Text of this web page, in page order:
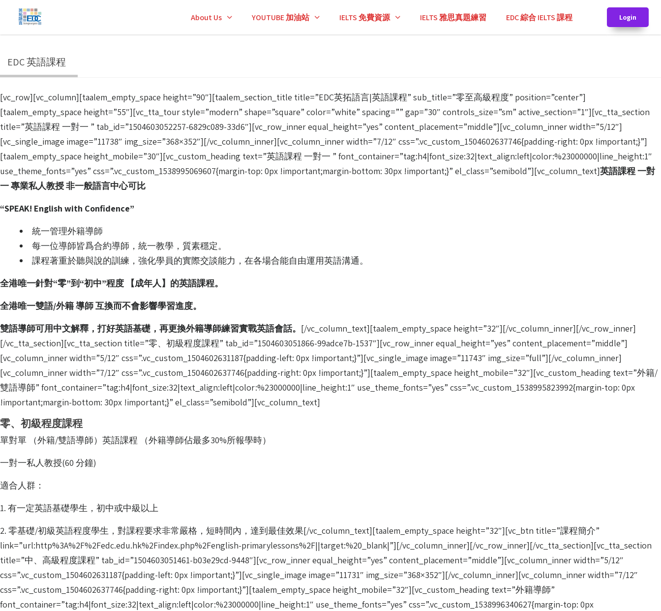
About Us YOUTUBE 加油站 IELTS 免費資源 IELTS 雅思真題練習 EDC 綜合 IELTS 課程 Login
EDC 英語課程
[vc_row][vc_column][taalem_empty_space height=”90″][taalem_section_title title=”EDC英拓語言|英語課程” sub_title=”零至高級程度” position=”center”]
[taalem_empty_space height=”55″][vc_tta_tour style=”modern” shape=”square” color=”white” spacing=”” gap=”30″ controls_size=”sm” active_section=”1″][vc_tta_section
title=”英語課程 一對一 ” tab_id=”1504603052257-6829c089-33d6″][vc_row_inner equal_height=”yes” content_placement=”middle”][vc_column_inner width=”5/12″]
[vc_single_image image=”11738″ img_size=”368×352″][/vc_column_inner][vc_column_inner width=”7/12″ css=”.vc_custom_1504602637746{padding-right: 0px !important;}”]
[taalem_empty_space height_mobile=”30″][vc_custom_heading text=”英語課程 一對一 ” font_container=”tag:h4|font_size:32|text_align:left|color:%23000000|line_height:1″
use_theme_fonts=”yes” css=”.vc_custom_1538995069607{margin-top: 0px !important;margin-bottom: 30px !important;}” el_class=”semibold”][vc_column_text]英語課程 一對
一 專業私人教授 非一般語言中心可比
“SPEAK! English with Confidence”
統一管理外籍導師
每一位導師皆爲合約導師，統一教學，質素穩定。
課程著重於聽與說的訓練，強化學員的實際交談能力，在各場合能自由運用英語溝通。
全港唯一針對“零”到“初中”程度 【成年人】的英語課程。
全港唯一雙語/外籍 導師 互換而不會影響學習進度。
雙語導師可用中文解釋，打好英語基礎，再更換外籍導師練習實戰英語會話。 [/vc_column_text][taalem_empty_space height=”32″][/vc_column_inner][/vc_row_inner]
[/vc_tta_section][vc_tta_section title=”零、初級程度課程” tab_id=”1504603051866-99adce7b-1537″][vc_row_inner equal_height=”yes” content_placement=”middle”]
[vc_column_inner width=”5/12″ css=”.vc_custom_1504602631187{padding-left: 0px !important;}”][vc_single_image image=”11743″ img_size=”full”][/vc_column_inner]
[vc_column_inner width=”7/12″ css=”.vc_custom_1504602637746{padding-right: 0px !important;}”][taalem_empty_space height_mobile=”32″][vc_custom_heading text=”外籍/
雙語導師” font_container=”tag:h4|font_size:32|text_align:left|color:%23000000|line_height:1″ use_theme_fonts=”yes” css=”.vc_custom_1538995823992{margin-top: 0px
!important;margin-bottom: 30px !important;}” el_class=”semibold”][vc_column_text]
零、初級程度課程
單對單 （外籍/雙語導師）英語課程 （外籍導師佔最多30%所報學時）
一對一私人教授(60 分鐘)
適合人群：
1. 有一定英語基礎學生，初中或中級以上
2. 零基礎/初級英語程度學生，對課程要求非常嚴格，短時間內，達到最佳效果[/vc_column_text][taalem_empty_space height=”32″][vc_btn title=”課程簡介”
link=”url:http%3A%2F%2Fedc.edu.hk%2Findex.php%2Fenglish-primarylessons%2F||target:%20_blank|”][/vc_column_inner][/vc_row_inner][/vc_tta_section][vc_tta_section
title=”中、高級程度課程” tab_id=”1504603051461-b03e29cd-9448″][vc_row_inner equal_height=”yes” content_placement=”middle”][vc_column_inner width=”5/12″
css=”.vc_custom_1504602631187{padding-left: 0px !important;}”][vc_single_image image=”11731″ img_size=”368×352″][/vc_column_inner][vc_column_inner width=”7/12″
css=”.vc_custom_1504602637746{padding-right: 0px !important;}”][taalem_empty_space height_mobile=”32″][vc_custom_heading text=”外籍導師”
font_container=”tag:h4|font_size:32|text_align:left|color:%23000000|line_height:1″ use_theme_fonts=”yes” css=”.vc_custom_1538996340627{margin-top: 0px